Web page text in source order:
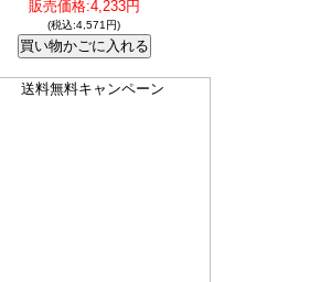
販売価格:4,233円
(税込:4,571円)